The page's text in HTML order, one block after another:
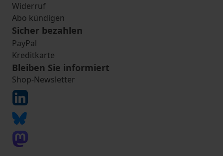
Widerruf
Abo kündigen
Sicher bezahlen
PayPal
Kreditkarte
Bleiben Sie informiert
Shop-Newsletter